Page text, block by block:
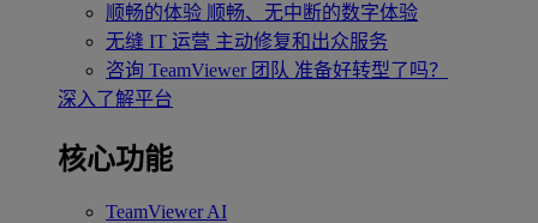
顺畅的体验 顺畅、无中断的数字体验
无缝 IT 运营 主动修复和出众服务
咨询 TeamViewer 团队 准备好转型了吗？
深入了解平台
核心功能
TeamViewer AI